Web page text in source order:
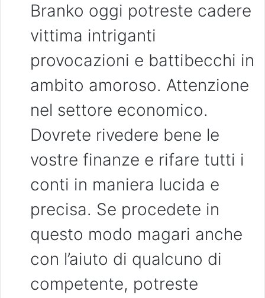
Branko oggi potreste cadere
vittima intriganti
provocazioni e battibecchi in
ambito amoroso. Attenzione
nel settore economico.
Dovrete rivedere bene le
vostre finanze e rifare tutti i
conti in maniera lucida e
precisa. Se procedete in
questo modo magari anche
con l’aiuto di qualcuno di
competente, potreste